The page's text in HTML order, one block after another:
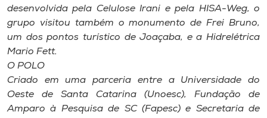
desenvolvida pela Celulose Irani e pela HISA-Weg, o
grupo visitou também o monumento de Frei Bruno,
um dos pontos turístico de Joaçaba, e a Hidrelétrica
Mario Fett.
O POLO
Criado em uma parceria entre a Universidade do
Oeste de Santa Catarina (Unoesc), Fundação de
Amparo à Pesquisa de SC (Fapesc) e Secretaria de